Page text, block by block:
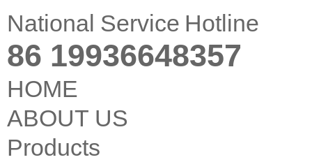
National Service Hotline
86 19936648357
HOME
ABOUT US
Products